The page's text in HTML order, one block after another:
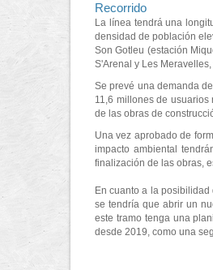
Recorrido
La línea tendrá una
densidad de población
Son Gotleu (estación
S'Arenal y Les
Se prevé una demanda
11,6 millones de
de las obras de
Una vez aprobado de
impacto ambiental
finalización de las obras,
En cuanto a la
se tendría que abrir un
este tramo tenga una
desde 2019, como una